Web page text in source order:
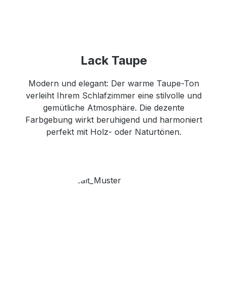
Lack Taupe
Modern und elegant: Der warme Taupe-Ton
verleiht Ihrem Schlafzimmer eine stilvolle und
gemütliche Atmosphäre. Die dezente
Farbgebung wirkt beruhigend und harmoniert
perfekt mit Holz- oder Naturtönen.